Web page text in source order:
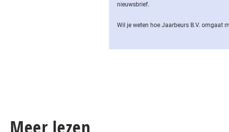
nieuwsbrief.
Wil je weten hoe Jaarbeurs B.V. omgaat